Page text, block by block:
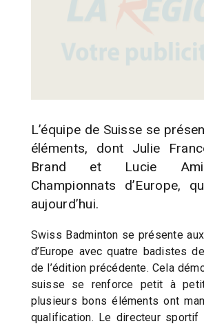
L’équipe de Suisse se
éléments, dont Julie
Brand et Lucie
Championnats d’Europe,
aujourd’hui.
Swiss Badminton se présente
d’Europe avec quatre badistes
de l’édition précédente. Cela
suisse se renforce petit à
plusieurs bons éléments ont
qualification. Le directeur